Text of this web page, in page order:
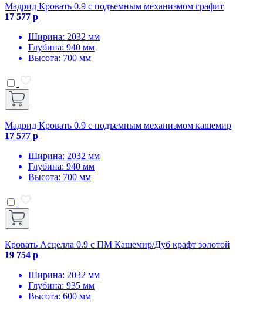
Мадрид Кровать 0.9 с подъемным механизмом графит
17 577 р
Ширина: 2032 мм
Глубина: 940 мм
Высота: 700 мм
Мадрид Кровать 0.9 с подъемным механизмом кашемир
17 577 р
Ширина: 2032 мм
Глубина: 940 мм
Высота: 700 мм
Кровать Асцелла 0.9 с ПМ Кашемир/Дуб крафт золотой
19 754 р
Ширина: 2032 мм
Глубина: 935 мм
Высота: 600 мм